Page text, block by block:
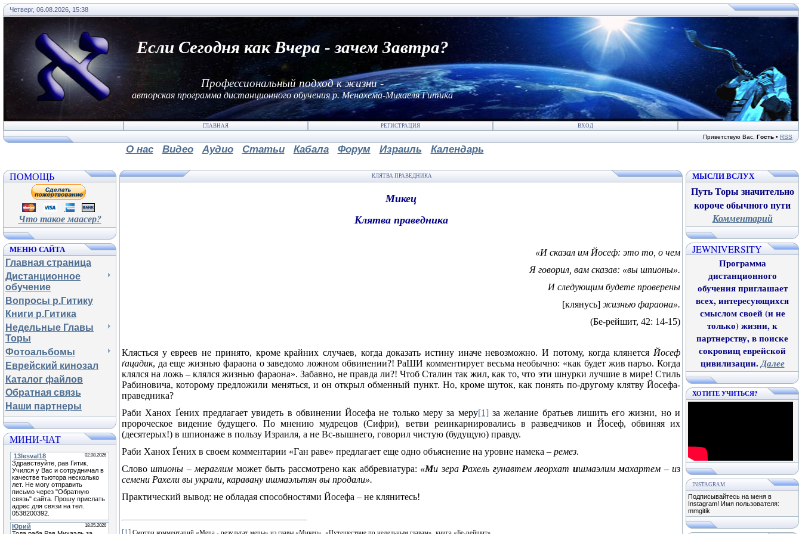
Четверг, 06.08.2026, 15:38
Если Сегодня как Вчера - зачем Завтра?
Профессиональный подход к жизни -
авторская программа дистанционного обучения р. Менахема-Михаеля Гитика
ГЛАВНАЯ РЕГИСТРАЦИЯ ВХОД
Приветствую Вас Гость • RSS
О нас Видео Аудио Статьи Кабала Форум Израиль Календарь
ПОМОЩЬ
Что такое маасер?
МЕНЮ САЙТА
Главная страница
Дистанционное
обучение
Вопросы р.Гитику
Книги р.Гитика
Недельные Главы
Торы
Фотоальбомы
Еврейский кинозал
Каталог файлов
Обратная связь
Наши партнеры
МИНИ-ЧАТ
КЛЯТВА ПРАВЕДНИКА
Микец
Клятва праведника
«И сказал им Йосеф: это то, о чем
Я говорил, вам сказав: «вы шпионы».
И следующим будете проверены
[клянусь] жизнью фараона».
(Бе-рейшит, 42: 14-15)
Клясться у евреев не принято, кроме крайних случаев, когда доказать истину иначе невозможно. И потому, когда клянется Йосеф
ґацадик, да еще жизнью фараона о заведомо ложном обвинении?! РаШИ комментирует весьма необычно: «как будет жив паръо. Когда
клялся на ложь – клялся жизнью фараона». Забавно, не правда ли?! Чтоб Сталин так жил, как то, что эти шнурки лучшие в мире! Стиль
Рабиновича, которому предложили меняться, и он открыл обменный пункт. Но, кроме шуток, как понять по-другому клятву Йосефа-
праведника?
Раби Ханох Ґених предлагает увидеть в обвинении Йосефа не только меру за меру[1]за желание братьев лишить его жизни, но и
пророческое видение будущего. По мнению мудрецов (Сифри), ветви реинкарнировались в разведчиков и Йосеф, обвиняя их
(десятерых!) в шпионаже в пользу Израиля, а не Вс-вышнего, говорил чистую (будущую) правду.
Раби Ханох Ґених в своем комментарии «Ган раве» предлагает еще одно объяснение на уровне намека – ремез.
Словошпионы – мераглим может быть рассмотрено как аббревиатура: «Ми зера Рахель гунавтемлеорхат ишмаэлиммахартем – из
семени Рахели вы украли, каравану ишмаэльтян вы продали».
Практический вывод: не обладая способностями Йосефа – не клянитесь!
[1] Смотри комментарий «Мера - результат меры» из главы «Микец», «Путешествие по недельным главам», книга «Бе-рейшит».
МЫСЛИ ВСЛУХ
Путь Торы значительно
короче обычного пути
Комментарий
JEWNIVERSITY
Программа
дистанционного
обучения приглашает
всех, интересующихся
смыслом своей (и не
только) жизни, к
партнерству, в поиске
сокровищ еврейской
цивилизации.Далее
ХОТИТЕ УЧИТЬСЯ?
INSTAGRAM
Подписывайтесь на меня в
Instagram! Имя пользователя:
mmgitik